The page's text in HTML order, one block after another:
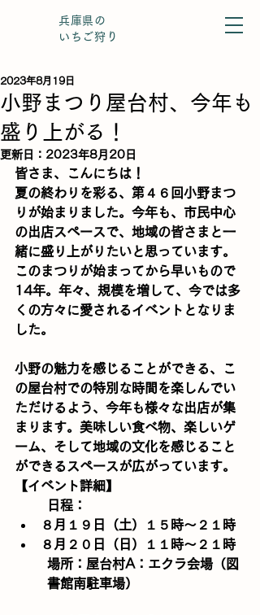
兵庫県の
いちご狩り
小野まつり屋台村、今年も
盛り上がる！
2023年8月19日
更新日： 2023年8月20日
皆さま、こんにちは！
夏の終わりを彩る、第４６回小野まつ
りが始まりました。今年も、市民中心
の出店スペースで、地域の皆さまと一
緒に盛り上がりたいと思っています。
このまつりが始まってから早いもので
14年。年々、規模を増して、今では多
くの方々に愛されるイベントとなりま
した。
小野の魅力を感じることができる、こ
の屋台村での特別な時間を楽しんでい
ただけるよう、今年も様々な出店が集
まります。美味しい食べ物、楽しいゲ
ーム、そして地域の文化を感じること
ができるスペースが広がっています。
【イベント詳細】
日程：
８月１９日（土）１５時～２１時
８月２０日（日）１１時～２１時
場所：屋台村A：エクラ会場（図
書館南駐車場）